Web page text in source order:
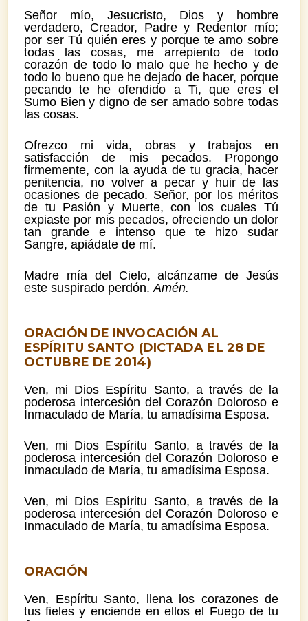
Señor mío, Jesucristo, Dios y hombre
verdadero, Creador, Padre y Redentor mío;
por ser Tú quién eres y porque te amo sobre
todas las cosas, me arrepiento de todo
corazón de todo lo malo que he hecho y de
todo lo bueno que he dejado de hacer, porque
pecando te he ofendido a Ti, que eres el
Sumo Bien y digno de ser amado sobre todas
las cosas.
Ofrezco mi vida, obras y trabajos en
satisfacción de mis pecados. Propongo
firmemente, con la ayuda de tu gracia, hacer
penitencia, no volver a pecar y huir de las
ocasiones de pecado. Señor, por los méritos
de tu Pasión y Muerte, con los cuales Tú
expiaste por mis pecados, ofreciendo un dolor
tan grande e intenso que te hizo sudar
Sangre, apiádate de mí.
Madre mía del Cielo, alcánzame de Jesús
este suspirado perdón. Amén.
ORACIÓN DE INVOCACIÓN AL
ESPÍRITU SANTO (DICTADA EL 28 DE
OCTUBRE DE 2014)
Ven, mi Dios Espíritu Santo, a través de la
poderosa intercesión del Corazón Doloroso e
Inmaculado de María, tu amadísima Esposa.
Ven, mi Dios Espíritu Santo, a través de la
poderosa intercesión del Corazón Doloroso e
Inmaculado de María, tu amadísima Esposa.
Ven, mi Dios Espíritu Santo, a través de la
poderosa intercesión del Corazón Doloroso e
Inmaculado de María, tu amadísima Esposa.
ORACIÓN
Ven, Espíritu Santo, llena los corazones de
tus fieles y enciende en ellos el Fuego de tu